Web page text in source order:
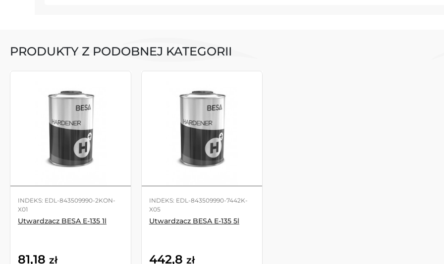
PRODUKTY Z PODOBNEJ KATEGORII
INDEKS: EDL-843509990-2KON-
X01
Utwardzacz BESA E-135 1l
81,18 zł
INDEKS: EDL-843509990-7442K-
X05
Utwardzacz BESA E-135 5l
442,8 zł